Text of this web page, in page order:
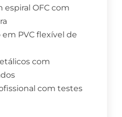
OFC com
PVC flexível de
com
com testes